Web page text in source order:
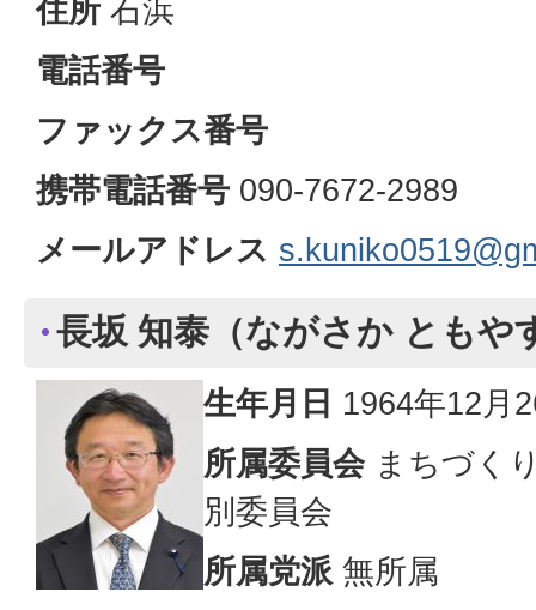
住所 石浜
電話番号
ファックス番号
携帯電話番号 090-7672-2989
メールアドレス
長坂 知泰（ながさか ともや
生年月日 1964年12月
所属委員会まちづく
別委員会
所属党派 無所属